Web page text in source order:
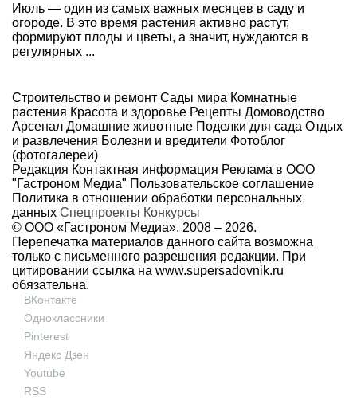
Июль — один из самых важных месяцев в саду и
огороде. В это время растения активно растут,
формируют плоды и цветы, а значит, нуждаются в
регулярных ...
Строительство и ремонт Сады мира Комнатные
растения Красота и здоровье Рецепты Домоводство
Арсенал Домашние животные Поделки для сада Отдых
и развлечения Болезни и вредители Фотоблог
(фотогалереи)
Редакция Контактная информация Реклама в ООО
"Гастроном Медиа" Пользовательское соглашение
Политика в отношении обработки персональных
данных Спецпроекты Конкурсы
© ООО «Гастроном Медиа», 2008 – 2026.
Перепечатка материалов данного сайта возможна
только с письменного разрешения редакции. При
цитировании ссылка на www.supersadovnik.ru
обязательна.
ВКонтакте
Одноклассники
Pinterest
Яндекс Дзен
Youtube
RSS